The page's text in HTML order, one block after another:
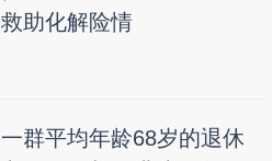
救助化解险情
一群平均年龄68岁的退休